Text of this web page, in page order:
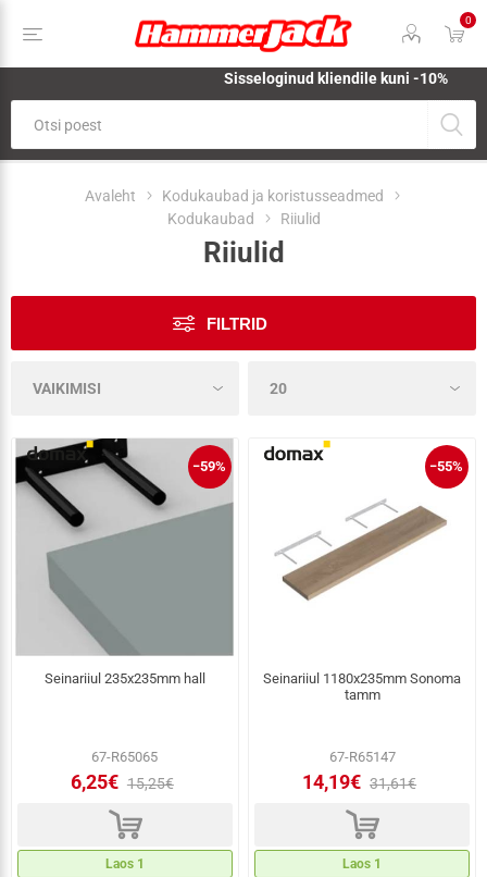
0
Sisseloginud kliendile kuni -10%
Avaleht
Kodukaubad ja koristusseadmed
Kodukaubad
Riiulid
Riiulid
FILTRID
−59%
Seinariiul 235x235mm hall
67-R65065
6,25€ 15,25€
d
Laos 1
−55%
Seinariiul 1180x235mm Sonoma
tamm
67-R65147
14,19€ 31,61€
d
Laos 1